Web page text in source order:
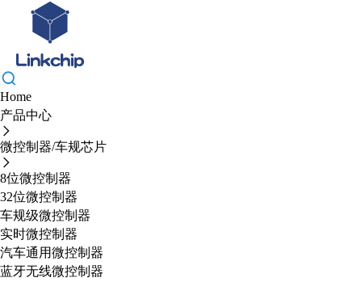
Home
产品中心
微控制器/车规芯片
8位微控制器
32位微控制器
车规级微控制器
实时微控制器
汽车通用微控制器
蓝牙无线微控制器